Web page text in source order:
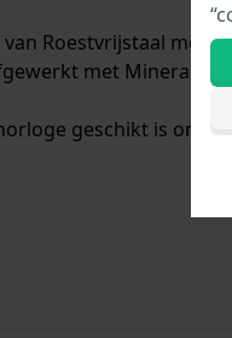
Roestvrijstaal met
met
geschikt is om